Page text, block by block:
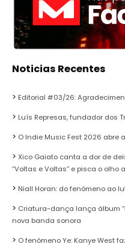
Noticias Recentes
Editorial #03/26:
Luís Represas, fundador dos
O Indie Music Fest 2026 abre
Xico Gaiato canta a dor de
“Voltas e Voltas” e pisca o olho
Niall Horan: do fenómeno ao
Criatura-dança lança álbum
nova banda sonora
O fenómeno Ye: Kanye West